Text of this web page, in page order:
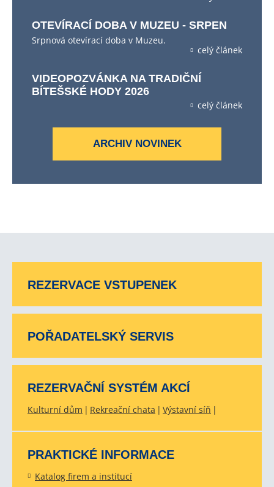
OTEVÍRACÍ DOBA V MUZEU - SRPEN
Srpnová otevírací doba v Muzeu.
celý článek
VIDEOPOZVÁNKA NA TRADIČNÍ
BÍTEŠSKÉ HODY 2026
celý článek
ARCHIV NOVINEK
REZERVACE VSTUPENEK
POŘADATELSKÝ SERVIS
REZERVAČNÍ SYSTÉM AKCÍ
Kulturní dům Rekreační chata Výstavní síň
PRAKTICKÉ INFORMACE
Katalog firem a institucí